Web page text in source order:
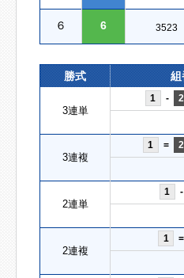
６ 6 3523
勝式 組
3連単
1 - 2
3連複
1 = 2
2連単
1 -
2連複
1 =